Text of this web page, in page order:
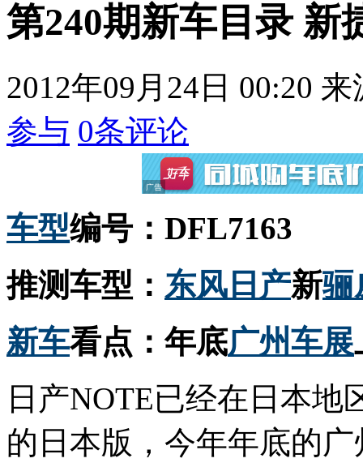
第240期新车目录 新
2012年09月24日 00:20 来
参与 0条评论
车型编号：DFL7163
推测车型： 东风 日产新骊
新车看点：年底广州车展
日产NOTE已经在日本地
的日本版，今年年底的